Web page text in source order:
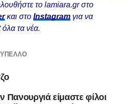
το lamiara.gr στο
και στο Instagram για να
όλα τα νέα.
Πανουργιά είμαστε φίλοι